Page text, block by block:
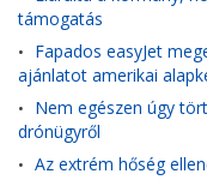
támogatás
• Fapados easyJet
ajánlatot amerikai
• Nem egészen úgy
drónügyről
• Az extrém hőség